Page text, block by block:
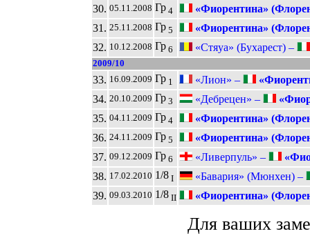
30. 05.11.2008 Гр 4
«Фиорентина»
31. 25.11.2008 Гр 5
«Фиорентина»
32. 10.12.2008 Гр 6 «Стяуа» (Бухарест) –
2009/10
33. 16.09.2009 Гр 1 «Лион» –
34. 20.10.2009 Гр 3 «Дебрецен» –
35. 04.11.2009 Гр 4
«Фиорентина»
36. 24.11.2009 Гр 5
«Фиорентина»
37. 09.12.2009 Гр 6 «Ливерпуль» –
38. 17.02.2010 1/8 I
«Бавария» (Мюнхен) –
39. 09.03.2010 1/8 II «Фиорентина»
Для ваших